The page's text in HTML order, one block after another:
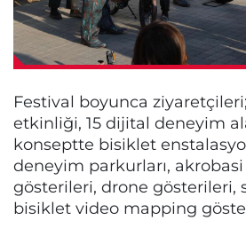
Festival boyunca
etkinliği, 15 dijital deneyim
konseptte bisiklet
deneyim parkurları,
gösterileri, drone gösterileri,
bisiklet video mapping